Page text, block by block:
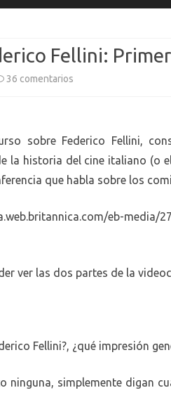
Fellini:
36 comentarios
Fellini:
sobre Federico Fellini,
la historia del cine italiano (o
que habla sobre los
ver las dos partes de la
Fellini?, ¿qué impresión
ninguna, simplemente digan